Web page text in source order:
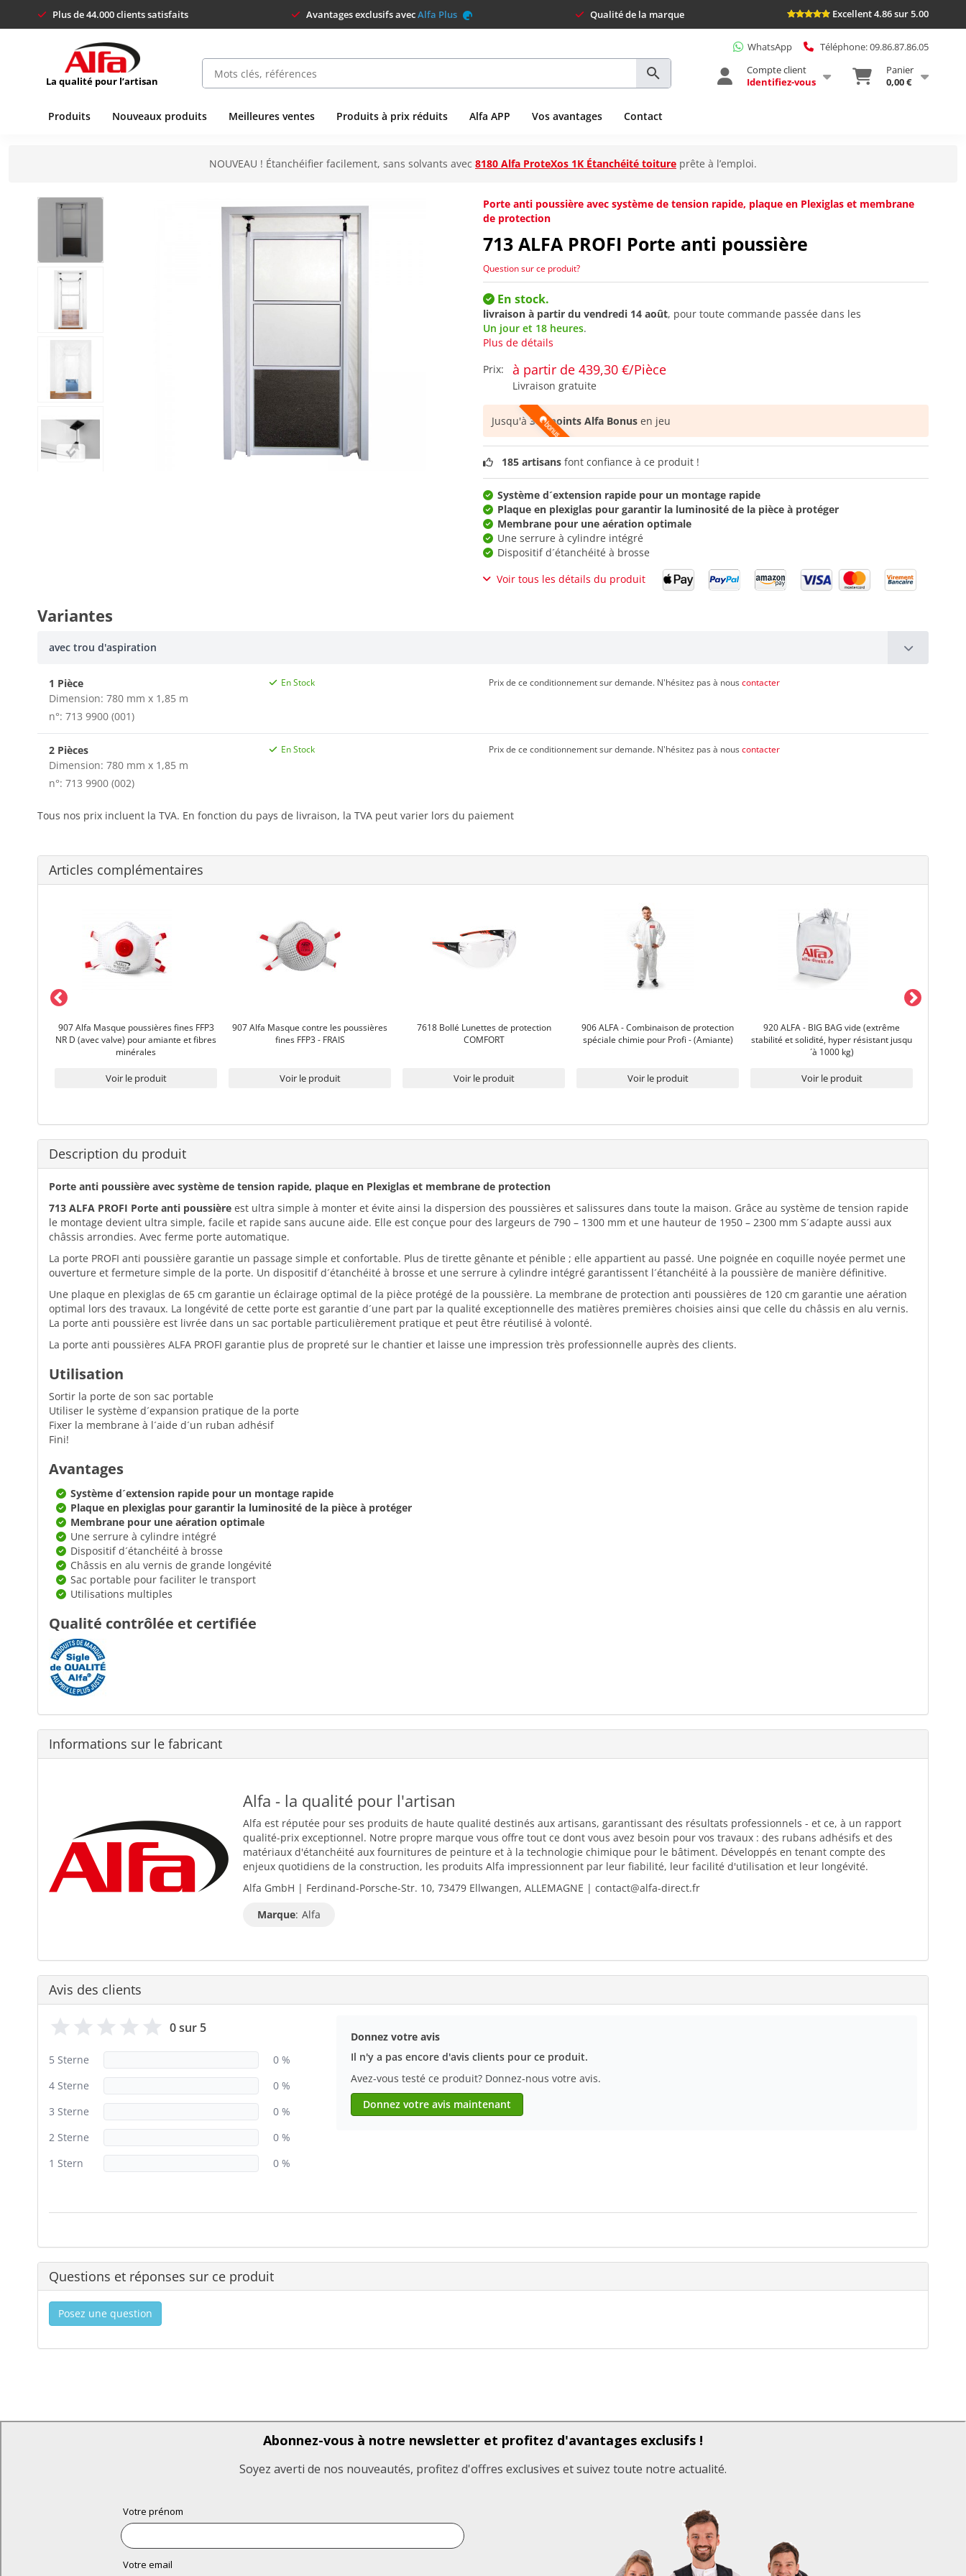
Plus de 44.000 clients satisfaits Avantages exclusifs avecAlfa Plus Qualité de la marque Excellent 4.86 sur 5.00
La qualité pour l’artisan
WhatsApp
Téléphone: 09.86.87.86.05
Compte client
Identifiez-vous
Panier
0,00 €
Produits Nouveaux produits Meilleures ventes Produits à prix réduits Alfa APP Vos avantages Contact
NOUVEAU ! Étanchéifier facilement, sans solvants avec 8180 Alfa ProteXos 1K Étanchéité toiture prête à l’emploi.
Porte anti poussière avec système de tension rapide, plaque en Plexiglas et membrane
de protection
713 ALFA PROFI Porte anti poussière
Question sur ce produit?
En stock.
livraison à partir du vendredi 14 août, pour toute commande passée dans les
Un jour et 18 heures.
Plus de détails
Prix:
à partir de 439,30 €/Pièce
Livraison gratuite
Jusqu'à366 points Alfa Bonus en jeu
185 artisans font confiance à ce produit !
Système d´extension rapide pour un montage rapide
Plaque en plexiglas pour garantir la luminosité de la pièce à protéger
Membrane pour une aération optimale
Une serrure à cylindre intégré
Dispositif d´étanchéité à brosse
Voir tous les détails du produit
Variantes
avec trou d'aspiration
1 Pièce
Dimension: 780 mm x 1,85 m
n°: 713 9900 (001)
En Stock Prix de ce conditionnement sur demande. N'hésitez pas à nouscontacter
2 Pièces
Dimension: 780 mm x 1,85 m
n°: 713 9900 (002)
En Stock Prix de ce conditionnement sur demande. N'hésitez pas à nouscontacter
Tous nos prix incluent la TVA. En fonction du pays de livraison, la TVA peut varier lors du paiement
Articles complémentaires
907 Alfa Masque poussières fines FFP3
NR D (avec valve) pour amiante et fibres
minérales
Voir le produit
907 Alfa Masque contre les poussières
fines FFP3 - FRAIS
Voir le produit
7618 Bollé Lunettes de protection
COMFORT
Voir le produit
906 ALFA - Combinaison de protection
spéciale chimie pour Profi - (Amiante)
Voir le produit
920 ALFA - BIG BAG vide (extrême
stabilité et solidité, hyper résistant jusqu
´à 1000 kg)
Voir le produit
Description du produit
Porte anti poussière avec système de tension rapide, plaque en Plexiglas et membrane de protection
713 ALFA PROFI Porte anti poussière est ultra simple à monter et évite ainsi la dispersion des poussières et salissures dans toute la maison. Grâce au système de tension rapide
le montage devient ultra simple, facile et rapide sans aucune aide. Elle est conçue pour des largeurs de 790 – 1300 mm et une hauteur de 1950 – 2300 mm S´adapte aussi aux
châssis arrondies. Avec ferme porte automatique.
La porte PROFI anti poussière garantie un passage simple et confortable. Plus de tirette gênante et pénible ; elle appartient au passé. Une poignée en coquille noyée permet une
ouverture et fermeture simple de la porte. Un dispositif d´étanchéité à brosse et une serrure à cylindre intégré garantissent l´étanchéité à la poussière de manière définitive.
Une plaque en plexiglas de 65 cm garantie un éclairage optimal de la pièce protégé de la poussière. La membrane de protection anti poussières de 120 cm garantie une aération
optimal lors des travaux. La longévité de cette porte est garantie d´une part par la qualité exceptionnelle des matières premières choisies ainsi que celle du châssis en alu vernis.
La porte anti poussière est livrée dans un sac portable particulièrement pratique et peut être réutilisé à volonté.
La porte anti poussières ALFA PROFI garantie plus de propreté sur le chantier et laisse une impression très professionnelle auprès des clients.
Utilisation
Sortir la porte de son sac portable
Utiliser le système d´expansion pratique de la porte
Fixer la membrane à l´aide d´un ruban adhésif
Fini!
Avantages
Système d´extension rapide pour un montage rapide
Plaque en plexiglas pour garantir la luminosité de la pièce à protéger
Membrane pour une aération optimale
Une serrure à cylindre intégré
Dispositif d´étanchéité à brosse
Châssis en alu vernis de grande longévité
Sac portable pour faciliter le transport
Utilisations multiples
Qualité contrôlée et certifiée
Informations sur le fabricant
Alfa - la qualité pour l'artisan
Alfa est réputée pour ses produits de haute qualité destinés aux artisans, garantissant des résultats professionnels - et ce, à un rapport
qualité-prix exceptionnel. Notre propre marque vous offre tout ce dont vous avez besoin pour vos travaux : des rubans adhésifs et des
matériaux d'étanchéité aux fournitures de peinture et à la technologie chimique pour le bâtiment. Développés en tenant compte des
enjeux quotidiens de la construction, les produits Alfa impressionnent par leur fiabilité, leur facilité d'utilisation et leur longévité.
Alfa GmbH | Ferdinand-Porsche-Str. 10, 73479 Ellwangen, ALLEMAGNE | contact@alfa-direct.fr
Marque: Alfa
Avis des clients
0 sur 5
5 Sterne
0 %
4 Sterne
0 %
3 Sterne
0 %
2 Sterne
0 %
1 Stern
0 %
Donnez votre avis
Il n'y a pas encore d'avis clients pour ce produit.
Avez-vous testé ce produit? Donnez-nous votre avis.
Donnez votre avis maintenant
Questions et réponses sur ce produit
Posez une question